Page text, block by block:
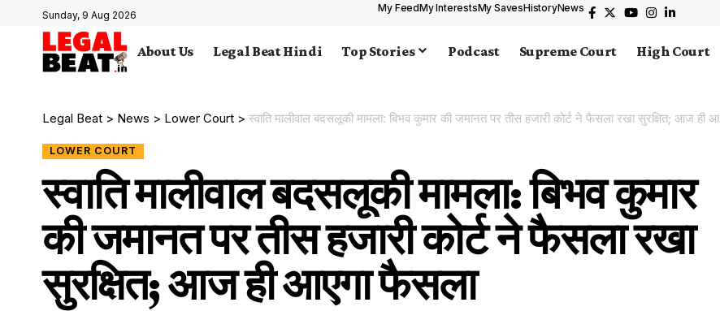
Sunday, 9 Aug 2026
My FeedMy InterestsMy SavesHistoryNews
About Us Legal Beat Hindi Top Stories Podcast Supreme Court High Court
Legal Beat > News > Lower Court > स्वाति मालीवाल बदसलूकी मामला: बिभव कुमार की जमानत पर तीस हजारी कोर्ट ने फैसला रखा सुरक्षित; आज ही आएगा फैसला
LOWER COURT
स्वाति मालीवाल बदसलूकी मामला: बिभव कुमार
की जमानत पर तीस हजारी कोर्ट ने फैसला रखा
सुरक्षित; आज ही आएगा फैसला